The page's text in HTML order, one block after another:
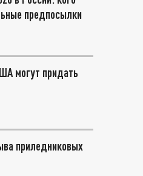
предпосылки
могут придать
приледниковых